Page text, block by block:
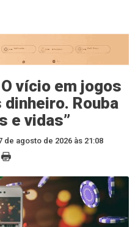
vício em jogos
dinheiro. Rouba
e vidas”
de agosto de 2026 às 21:08